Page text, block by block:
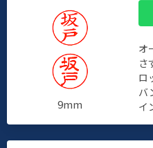
9mm
オ
さ
ロ
バ
イ